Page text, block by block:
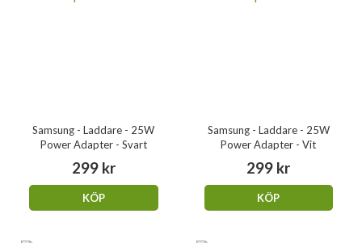
Samsung - Laddare - 25W
Power Adapter - Svart
299 kr
KÖP
Samsung - Laddare - 25W
Power Adapter - Vit
299 kr
KÖP